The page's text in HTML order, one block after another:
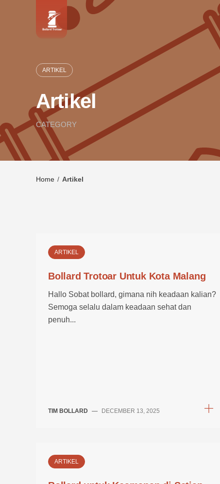
ARTIKEL
Artikel
CATEGORY
Home / Artikel
ARTIKEL
Bollard Trotoar Untuk Kota Malang
Hallo Sobat bollard, gimana nih keadaan kalian?
Semoga selalu dalam keadaan sehat dan
penuh...
TIM BOLLARD — DECEMBER 13, 2025
ARTIKEL